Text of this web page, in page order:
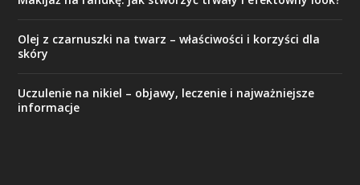
Olej z czarnuszki na twarz – właściwości i korzyści dla
skóry
Uczulenie na nikiel – objawy, leczenie i najważniejsze
informacje